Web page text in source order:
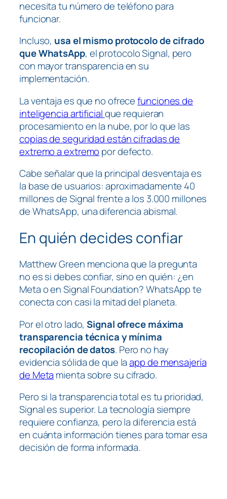
necesita tu número de teléfono para
funcionar.
Incluso, usa el mismo protocolo de cifrado
que WhatsApp, el protocolo Signal, pero
con mayor transparencia en su
implementación.
La ventaja es que no ofrecefunciones de
inteligencia artificialque requieran
procesamiento en la nube, por lo que las
copias de seguridad están cifradas de
extremo a extremo por defecto.
Cabe señalar que la principal desventaja es
la base de usuarios: aproximadamente 40
millones de Signal frente a los 3.000 millones
de WhatsApp, una diferencia abismal.
En quién decides confiar
Matthew Green menciona que la pregunta
no es si debes confiar, sino en quién: ¿en
Meta o en Signal Foundation? WhatsApp te
conecta con casi la mitad del planeta.
Por el otro lado,Signal ofrece máxima
transparencia técnica y mínima
recopilación de datos. Pero no hay
evidencia sólida de que laapp de mensajería
de Meta mienta sobre su cifrado.
Pero si la transparencia total es tu prioridad,
Signal es superior. La tecnología siempre
requiere confianza, pero la diferencia está
en cuánta información tienes para tomar esa
decisión de forma informada.